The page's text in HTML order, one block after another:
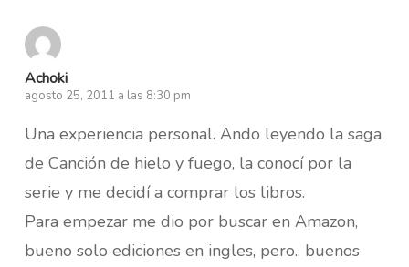
Achoki
agosto 25, 2011 a las 8:30 pm
Una experiencia personal. Ando leyendo la saga
de Canción de hielo y fuego, la conocí por la
serie y me decidí a comprar los libros.
Para empezar me dio por buscar en Amazon,
bueno solo ediciones en ingles, pero.. buenos